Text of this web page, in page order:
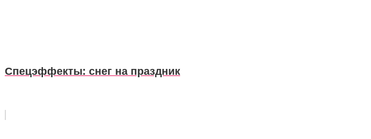
Спецэффекты: снег на праздник